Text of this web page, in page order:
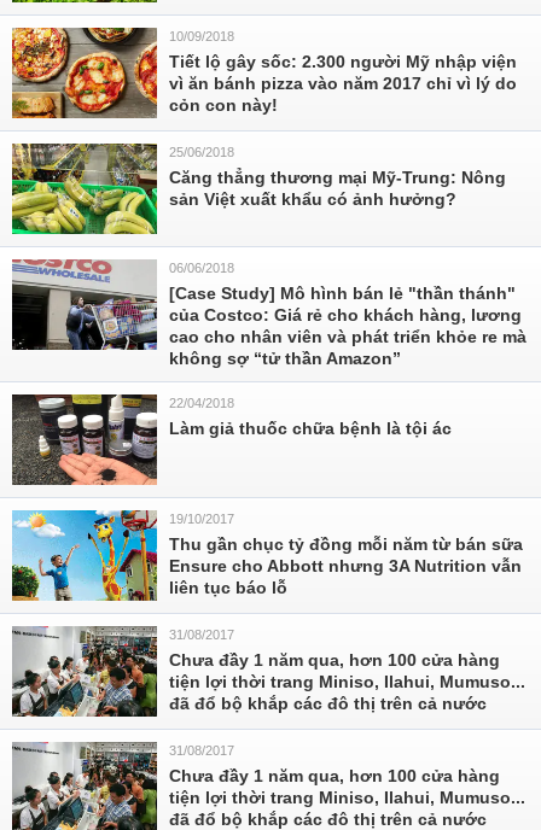
10/09/2018
Tiết lộ gây sốc: 2.300 người Mỹ nhập viện
vì ăn bánh pizza vào năm 2017 chỉ vì lý do
cỏn con này!
25/06/2018
Căng thẳng thương mại Mỹ-Trung: Nông
sản Việt xuất khẩu có ảnh hưởng?
06/06/2018
[Case Study] Mô hình bán lẻ "thần thánh"
của Costco: Giá rẻ cho khách hàng, lương
cao cho nhân viên và phát triển khỏe re mà
không sợ “tử thần Amazon”
22/04/2018
Làm giả thuốc chữa bệnh là tội ác
19/10/2017
Thu gần chục tỷ đồng mỗi năm từ bán sữa
Ensure cho Abbott nhưng 3A Nutrition vẫn
liên tục báo lỗ
31/08/2017
Chưa đầy 1 năm qua, hơn 100 cửa hàng
tiện lợi thời trang Miniso, Ilahui, Mumuso...
đã đổ bộ khắp các đô thị trên cả nước
31/08/2017
Chưa đầy 1 năm qua, hơn 100 cửa hàng
tiện lợi thời trang Miniso, Ilahui, Mumuso...
đã đổ bộ khắp các đô thị trên cả nước